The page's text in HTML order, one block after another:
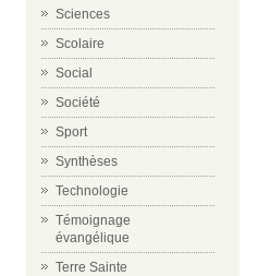
Sciences
Scolaire
Social
Société
Sport
Synthèses
Technologie
Témoignage
évangélique
Terre Sainte